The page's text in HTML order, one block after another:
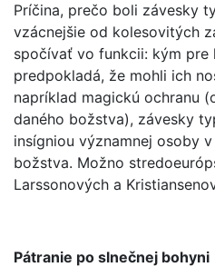
Príčina, prečo boli závesky
vzácnejšie od kolesovitých
spočívať vo funkcii: kým pre
predpokladá, že mohli ich
napríklad magickú ochranu
daného božstva), závesky
insígniou významnej osoby
božstva. Možno
Larssonových a
Pátranie po slnečnej bohyni